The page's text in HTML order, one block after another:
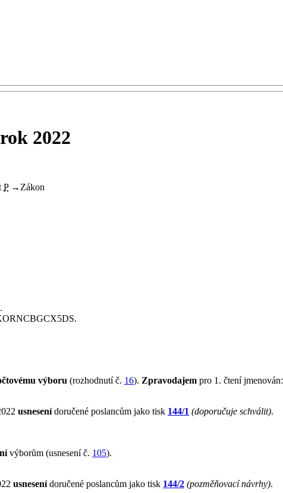
2022
P → Zákon
výboru (rozhodnutí č. 16). Zpravodajem pro 1. čtení jmenován:
usnesenídoručené poslancům jako tisk 144/1 (doporučuje schválit).
výborům (usnesení č. 105).
usnesenídoručené poslancům jako tisk 144/2 (pozměňovací návrhy).